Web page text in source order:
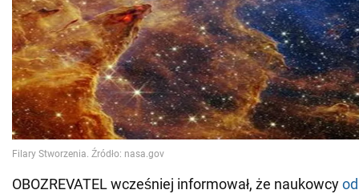
OBOZREVATEL wcześniej informował, że naukowcy